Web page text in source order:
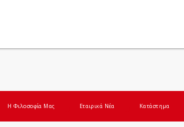
Η Φιλοσοφία Μας Εταιρικά Νέα Κατάστημα